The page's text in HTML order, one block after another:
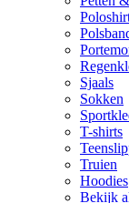
Sjaals
Sokken
T-shirts
Truien
Hoodies
Bekijk